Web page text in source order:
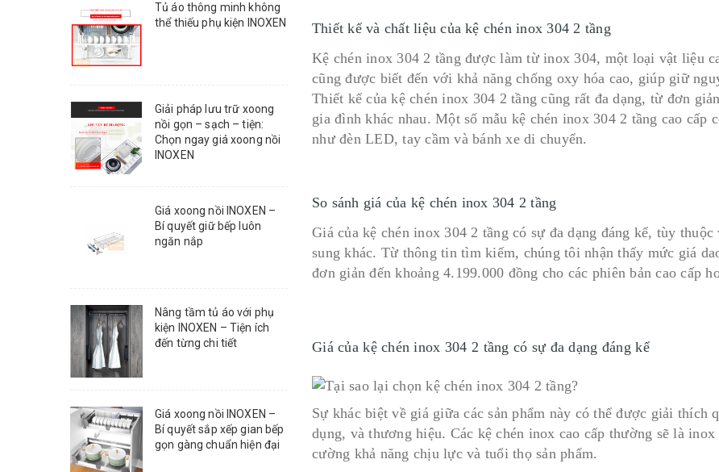
Thiết kế và chất liệu của kệ chén inox 304 2 tầng
Kệ chén inox 304 2 tầng được làm từ inox 304, một loại vật liệu
cũng được biết đến với khả năng chống oxy hóa cao, giúp giữ
Thiết kế của kệ chén inox 304 2 tầng cũng rất đa dạng, từ đơn
gia đình khác nhau. Một số mẫu kệ chén inox 304 2 tầng cao cấp
như đèn LED, tay cầm và bánh xe di chuyển.
So sánh giá của kệ chén inox 304 2 tầng
Giá của kệ chén inox 304 2 tầng có sự đa dạng đáng kể, tùy
sung khác. Từ thông tin tìm kiếm, chúng tôi nhận thấy mức giá
đơn giản đến khoảng 4.199.000 đồng cho các phiên bản cao cấp
Giá của kệ chén inox 304 2 tầng có sự đa dạng đáng kể
Sự khác biệt về giá giữa các sản phẩm này có thể được giải thích
dụng, và thương hiệu. Các kệ chén inox cao cấp thường sẽ là
cường khả năng chịu lực và tuổi thọ sản phẩm.
Tủ áo thông minh không
thể thiếu phụ kiện INOXEN
Giải pháp lưu trữ xoong
nồi gọn – sạch – tiện:
Chọn ngay giá xoong nồi
INOXEN
Giá xoong nồi INOXEN –
Bí quyết giữ bếp luôn
ngăn nắp
Nâng tầm tủ áo với phụ
kiện INOXEN – Tiện ích
đến từng chi tiết
Giá xoong nồi INOXEN –
Bí quyết sắp xếp gian bếp
gọn gàng chuẩn hiện đại